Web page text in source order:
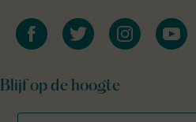
facebooktwitter instagramyoutube
Blijf op de hoogte